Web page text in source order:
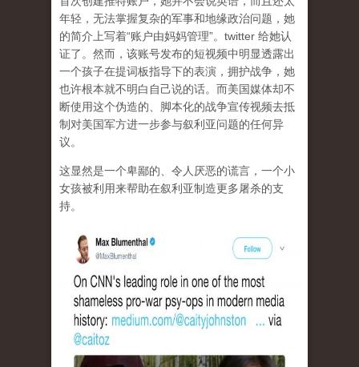
年轻，无法掌握复杂的军事和地缘政治问题，她
的简介上写着“账户由妈妈管理”。twitter 给她认
证了。然而，该账号发布的短视频中明显透露出
一个孩子在提词板指导下的表演，拥护战争，她
也许根本就不明白自己说的话。而美国媒体却不
断使用这个伪造的、脚本化的战争宣传视频去抵
制对美国军方进一步参与叙利亚问题的任何异
议。
这显然是一个卑鄙的、令人厌恶的谎言，一个小
女孩被利用来帮助在叙利亚制造更多屠杀的支
持。